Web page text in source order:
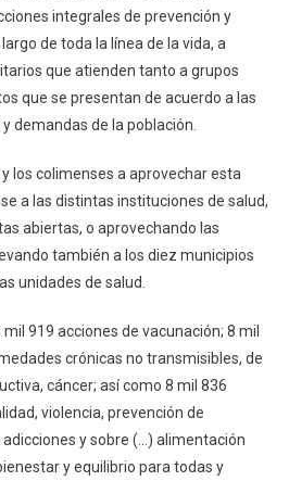
integrales de prevención y
de toda la línea de la vida, a
que atienden tanto a grupos
que se presentan de acuerdo a las
demandas de la población.
los colimenses a aprovechar esta
a las distintas instituciones de salud,
abiertas, o aprovechando las
también a los diez municipios
unidades de salud.
919 acciones de vacunación; 8 mil
crónicas no transmisibles, de
cáncer; así como 8 mil 836
violencia, prevención de
y sobre (…) alimentación
y equilibrio para todas y